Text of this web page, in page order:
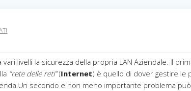
livelli la sicurezza della propria LAN Aziendale. Il
“rete delle reti”(Internet) è quello di dover gestire le
secondo e non meno importante problema